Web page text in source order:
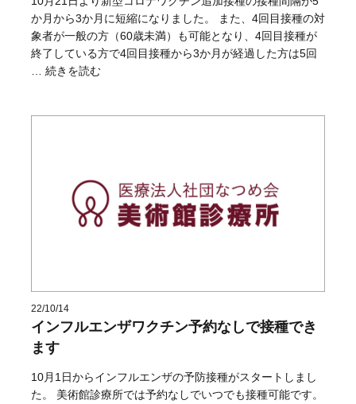
か月から3か月に短縮になりました。 また、4回目接種の対
象者が一般の方（60歳未満）も可能となり、4回目接種が
終了している方で4回目接種から3か月が経過した方は5回
“コロナワクチンの接種間隔が短縮になりました” の
続きを読む
22/10/14
インフルエンザワクチン予約なしで接種でき
ます
10月1日からインフルエンザの予防接種がスタートしまし
た。 美術館診療所では予約なしでいつでも接種可能です。